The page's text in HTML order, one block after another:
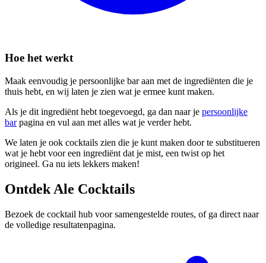
Hoe het werkt
Maak eenvoudig je persoonlijke bar aan met de ingrediënten die je
thuis hebt, en wij laten je zien wat je ermee kunt maken.
Als je dit ingrediënt hebt toegevoegd, ga dan naar je persoonlijke
barpagina en vul aan met alles wat je verder hebt.
We laten je ook cocktails zien die je kunt maken door te substitueren
wat je hebt voor een ingrediënt dat je mist, een twist op het
origineel. Ga nu iets lekkers maken!
Ontdek Ale Cocktails
Bezoek de cocktail hub voor samengestelde routes, of ga direct naar
de volledige resultatenpagina.